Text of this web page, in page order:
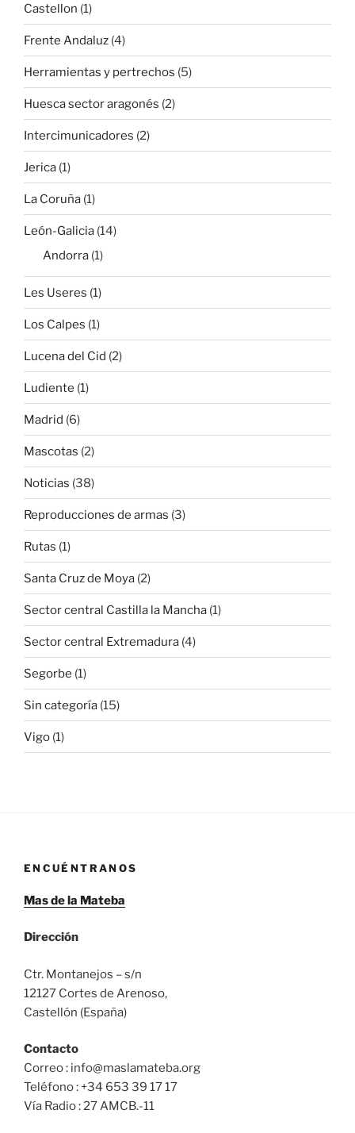
Castellon (1)
Frente Andaluz (4)
Herramientas y pertrechos (5)
Huesca sector aragonés (2)
Intercimunicadores (2)
Jerica (1)
La Coruña (1)
León-Galicia (14)
Andorra (1)
Les Useres (1)
Los Calpes (1)
Lucena del Cid (2)
Ludiente (1)
Madrid (6)
Mascotas (2)
Noticias (38)
Reproducciones de armas (3)
Rutas (1)
Santa Cruz de Moya (2)
Sector central Castilla la Mancha (1)
Sector central Extremadura (4)
Segorbe (1)
Sin categoría (15)
Vigo (1)
ENCUÉNTRANOS
Mas de la Mateba
Dirección
Ctr. Montanejos – s/n
12127 Cortes de Arenoso,
Castellón (España)
Contacto
Correo : info@maslamateba.org
Teléfono : +34 653 39 17 17
Vía Radio : 27 AMCB.-11